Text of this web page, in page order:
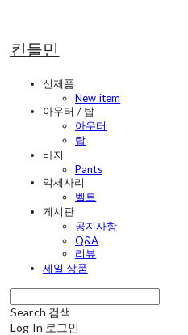
킨들민
신제품
New item
아우터 / 탑
아우터
탑
바지
Pants
악세사리
벨트
게시판
공지사항
Q&A
리뷰
세일 상품
Search 검색
Log In 로그인